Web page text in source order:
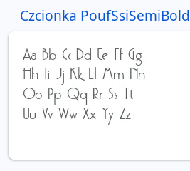
Czcionka PoufSsiSemiBold